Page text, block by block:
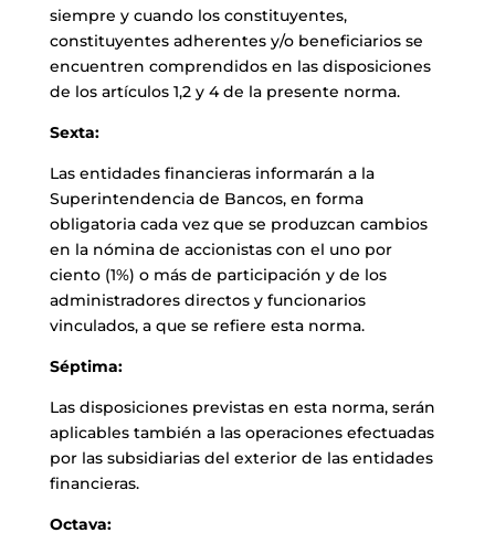
siempre y cuando los constituyentes,
constituyentes adherentes y/o beneficiarios se
encuentren comprendidos en las disposiciones
de los artículos 1,2 y 4 de la presente norma.
Sexta:
Las entidades financieras informarán a la
Superintendencia de Bancos, en forma
obligatoria cada vez que se produzcan cambios
en la nómina de accionistas con el uno por
ciento (1%) o más de participación y de los
administradores directos y funcionarios
vinculados, a que se refiere esta norma.
Séptima:
Las disposiciones previstas en esta norma, serán
aplicables también a las operaciones efectuadas
por las subsidiarias del exterior de las entidades
financieras.
Octava: